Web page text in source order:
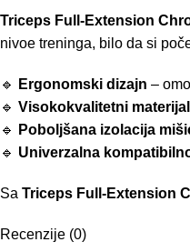
Triceps Full-Extension
nivoe treninga, bilo da si
🔹 Ergonomski dizajn –
🔹 Visokokvalitetni materijal
🔹
Poboljšana izolacija
🔹 Univerzalna
Sa Triceps Full-Extension
Recenzije (0)